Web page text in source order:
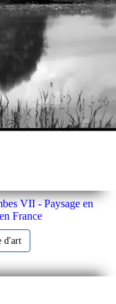
VII - Paysage en
France
d'art